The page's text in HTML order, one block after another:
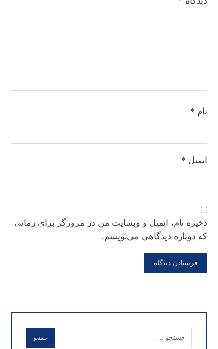
نام *
ایمیل *
ذخیره نام، ایمیل و وبسایت من در مرورگر برای زمانی
که دوباره دیدگاهی می‌نویسم.
فرستادن دیدگاه
جستجو